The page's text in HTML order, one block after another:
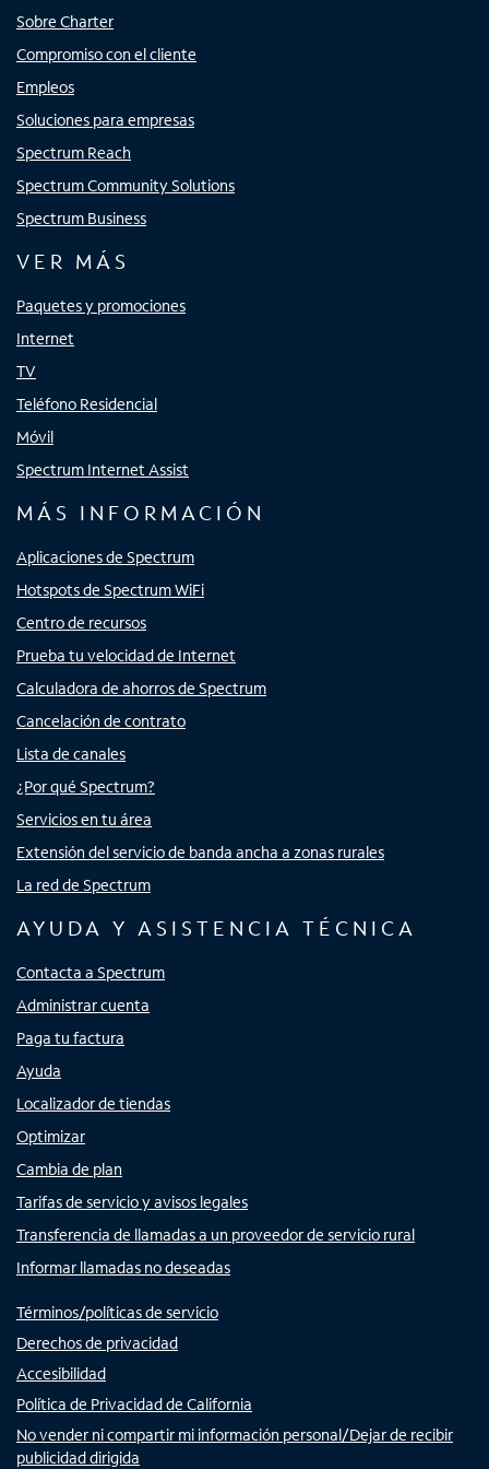
Sobre Charter
Compromiso con el cliente
Empleos
Soluciones para empresas
Spectrum Reach
Spectrum Community Solutions
Spectrum Business
VER MÁS
Paquetes y promociones
Internet
TV
Teléfono Residencial
Móvil
Spectrum Internet Assist
MÁS INFORMACIÓN
Aplicaciones de Spectrum
Hotspots de Spectrum WiFi
Centro de recursos
Prueba tu velocidad de Internet
Calculadora de ahorros de Spectrum
Cancelación de contrato
Lista de canales
¿Por qué Spectrum?
Servicios en tu área
Extensión del servicio de banda ancha a zonas rurales
La red de Spectrum
AYUDA Y ASISTENCIA TÉCNICA
Contacta a Spectrum
Administrar cuenta
Paga tu factura
Ayuda
Localizador de tiendas
Optimizar
Cambia de plan
Tarifas de servicio y avisos legales
Transferencia de llamadas a un proveedor de servicio rural
Informar llamadas no deseadas
Términos/políticas de servicio
Derechos de privacidad
Accesibilidad
Política de Privacidad de California
No vender ni compartir mi información personal/Dejar de recibir
publicidad dirigida